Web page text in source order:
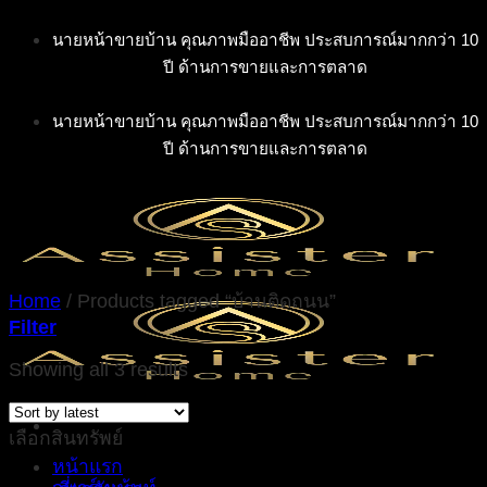
Skip
นายหน้าขายบ้าน คุณภาพมืออาชีพ ประสบการณ์มากกว่า 10
ปี ด้านการขายและการตลาด
นายหน้าขายบ้าน คุณภาพมืออาชีพ ประสบการณ์มากกว่า 10
ปี ด้านการขายและการตลาด
หน้าแรก
Home / Products tagged “บ้านติดถนน”
Filter
Showing all 3 results
เลือกสินทรัพย์